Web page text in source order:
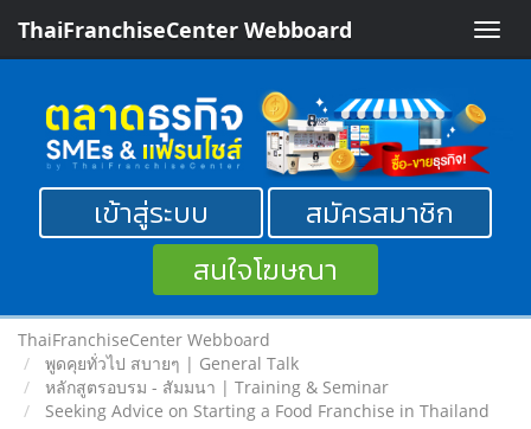
Toggle
ThaiFranchiseCenter Webboard
เข้าสู่ระบบ
สมัครสมาชิก
สนใจโฆษณา
ThaiFranchiseCenter Webboard
พูดคุยทั่วไป สบายๆ | General Talk
หลักสูตรอบรม - สัมมนา | Training & Seminar
Seeking Advice on Starting a Food Franchise in Thailand